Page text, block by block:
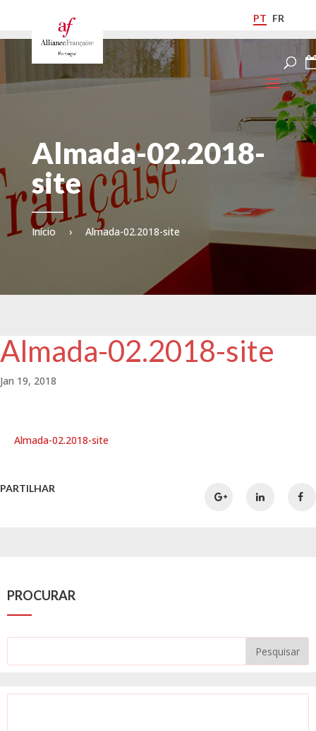
PT FR
Almada-02.2018-
site
Início › Almada-02.2018-site
Almada-02.2018-site
Jan 19, 2018
Almada-02.2018-site
PARTILHAR
PROCURAR